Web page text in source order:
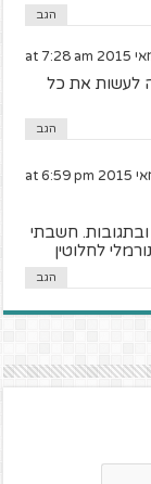
הגב
לעשות את כל
הגב
חשבתי
לחלוטין
הגב